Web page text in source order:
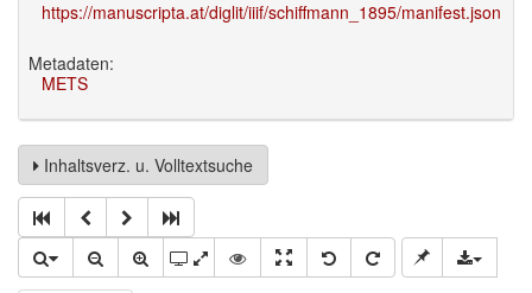
https://manuscripta.at/diglit/iiif/schiffmann_1895/manifest.json
Metadaten:
METS
Inhaltsverz. u. Volltextsuche